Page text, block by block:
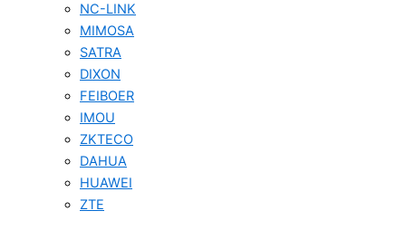
NC-LINK
MIMOSA
SATRA
DIXON
FEIBOER
IMOU
ZKTECO
DAHUA
HUAWEI
ZTE